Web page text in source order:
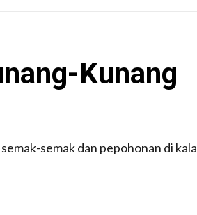
Kunang
semak dan pepohonan di kala